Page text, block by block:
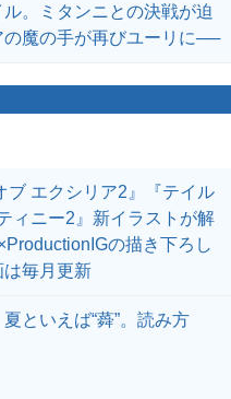
。ミタンニとの決戦が迫
の魔の手が再びユーリに──
ブ エクシリア2』『テイル
ィニー2』新イラストが解
の描き下ろし
は毎月更新
夏といえば“蕣”。読み方